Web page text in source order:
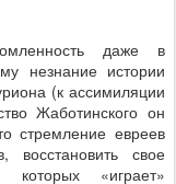
даже в
незнание истории
(к ассимиляции
Жаботинского он
стремление евреев
восстановить свое
«играет»